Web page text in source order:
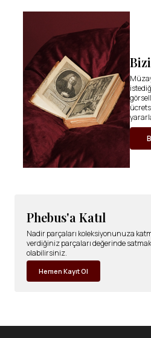
Phebus'a Katıl
Nadir parçaları koleksiyonunuza
verdiğiniz parçaları değerinde
olabilirsiniz.
Hemen Kayıt Ol